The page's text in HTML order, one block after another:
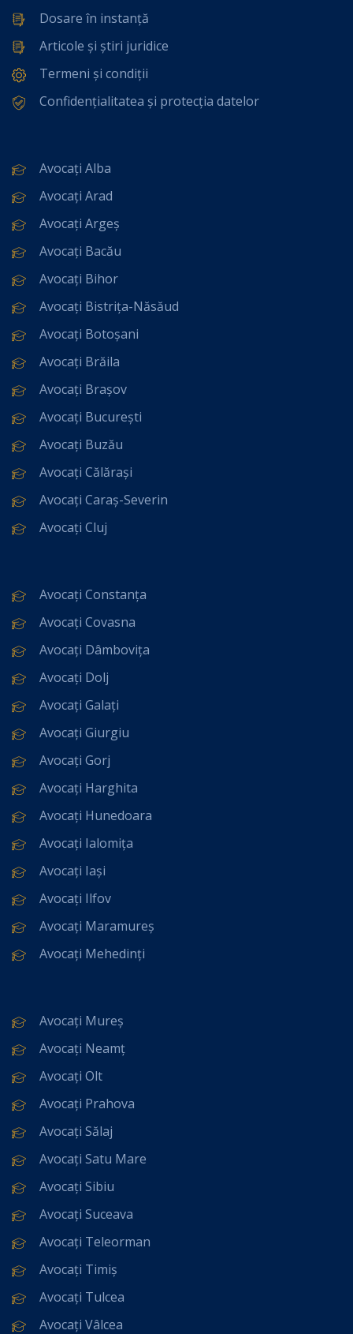
Dosare în instanță
Articole și știri juridice
Termeni și condiții
Confidențialitatea și protecția datelor
Avocați Alba
Avocați Arad
Avocați Argeș
Avocați Bacău
Avocați Bihor
Avocați Bistrița-Năsăud
Avocați Botoșani
Avocați Brăila
Avocați Brașov
Avocați București
Avocați Buzău
Avocați Călărași
Avocați Caraș-Severin
Avocați Cluj
Avocați Constanța
Avocați Covasna
Avocați Dâmbovița
Avocați Dolj
Avocați Galați
Avocați Giurgiu
Avocați Gorj
Avocați Harghita
Avocați Hunedoara
Avocați Ialomița
Avocați Iași
Avocați Ilfov
Avocați Maramureș
Avocați Mehedinți
Avocați Mureș
Avocați Neamț
Avocați Olt
Avocați Prahova
Avocați Sălaj
Avocați Satu Mare
Avocați Sibiu
Avocați Suceava
Avocați Teleorman
Avocați Timiș
Avocați Tulcea
Avocați Vâlcea